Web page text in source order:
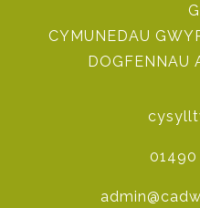
CYMUNEDAU
DOGFENNAU